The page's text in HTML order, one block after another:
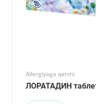
Allergiyaga qarshi
ЛОРАТАДИН